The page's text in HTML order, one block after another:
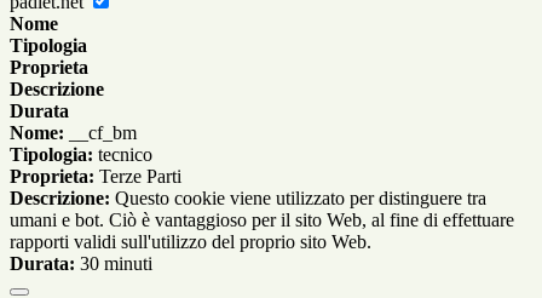
Nome
Tipologia
Proprieta
Descrizione
Durata
Nome: __cf_bm
Tipologia: tecnico
Proprieta: Terze Parti
Descrizione: Questo cookie viene utilizzato per distinguere tra
umani e bot. Ciò è vantaggioso per il sito Web, al fine di effettuare
rapporti validi sull'utilizzo del proprio sito Web.
Durata: 30 minuti